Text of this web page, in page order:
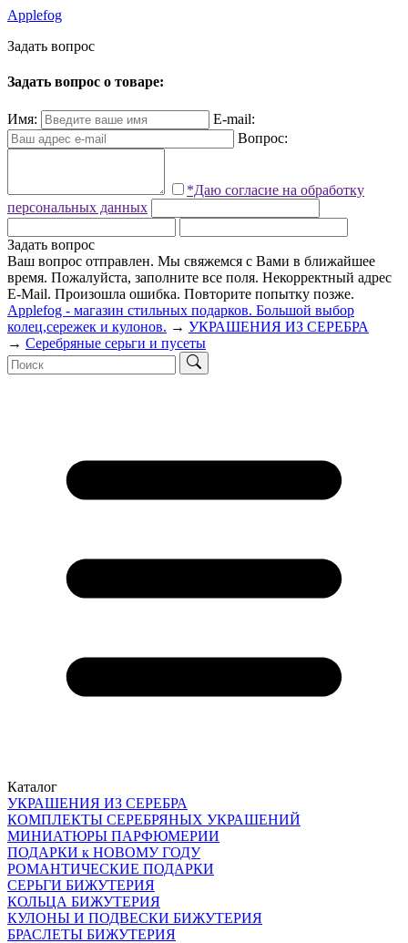
Applefog
Задать вопрос
Задать вопрос о товаре:
Имя:
E-mail:
Вопрос:
*Даю согласие на обработку
персональных данных
Задать вопрос
Ваш вопрос отправлен. Мы свяжемся с Вами в ближайшее
время. Пожалуйста, заполните все поля. Некорректный адрес
E-Mail. Произошла ошибка. Повторите попытку позже.
Applefog - магазин стильных подарков. Большой выбор
колец,сережек и кулонов. → УКРАШЕНИЯ ИЗ СЕРЕБРА
→ Серебряные серьги и пусеты
Каталог
УКРАШЕНИЯ ИЗ СЕРЕБРА
КОМПЛЕКТЫ СЕРЕБРЯНЫХ УКРАШЕНИЙ
МИНИАТЮРЫ ПАРФЮМЕРИИ
ПОДАРКИ к НОВОМУ ГОДУ
РОМАНТИЧЕСКИЕ ПОДАРКИ
СЕРЬГИ БИЖУТЕРИЯ
КОЛЬЦА БИЖУТЕРИЯ
КУЛОНЫ И ПОДВЕСКИ БИЖУТЕРИЯ
БРАСЛЕТЫ БИЖУТЕРИЯ